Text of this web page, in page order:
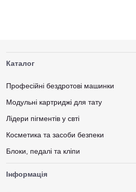
Каталог
Професійні бездротові машинки
Модульні картриджі для тату
Лідери пігментів у свті
Косметика та засоби безпеки
Блоки, педалі та кліпи
Інформація